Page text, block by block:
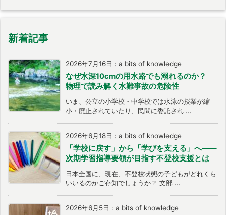
新着記事
2026年7月16日 : a bits of knowledge
なぜ水深10cmの用水路でも溺れるのか？
物理で読み解く水難事故の危険性
いま、公立の小学校・中学校では水泳の授業が縮
小・廃止されていたり、民間に委託され ...
2026年6月18日 : a bits of knowledge
「学校に戻す」から「学びを支える」へ――
次期学習指導要領が目指す不登校支援とは
日本全国に、現在、不登校状態の子どもがどれくら
いいるのかご存知でしょうか？ 文部 ...
2026年6月5日 : a bits of knowledge